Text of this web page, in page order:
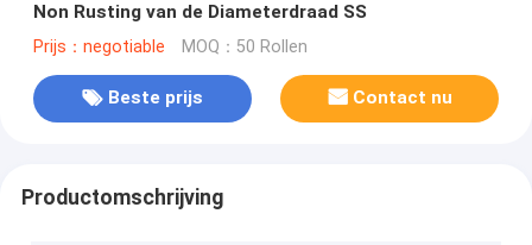
Non Rusting van de Diameterdraad SS
Prijs：negotiable MOQ：50 Rollen
Beste prijs Contact nu
Productomschrijving